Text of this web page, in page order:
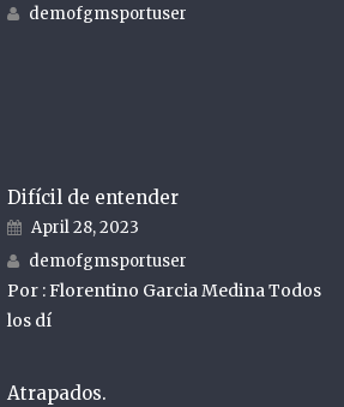
Author
demofgmsportuser
Difícil de entender
Posted on
April 28, 2023
Author
demofgmsportuser
Por : Florentino Garcia Medina Todos
los dí
Atrapados.